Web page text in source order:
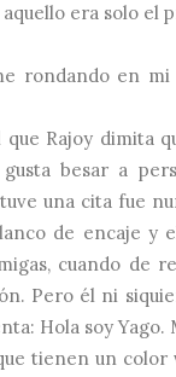
era solo el
rondando en mi
Rajoy dimita
besar a
una cita fue
de encaje y
cuando de
Pero él ni
Hola soy
tienen un color